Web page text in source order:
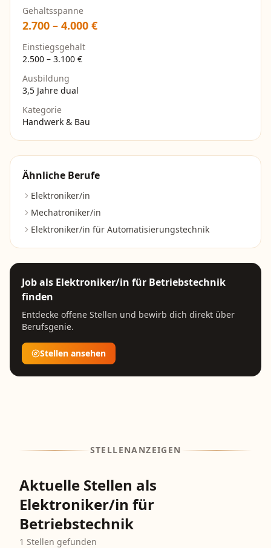
Gehaltsspanne
2.700 – 4.000 €
Einstiegsgehalt
2.500 – 3.100 €
Ausbildung
3,5 Jahre dual
Kategorie
Handwerk & Bau
Ähnliche Berufe
Elektroniker/in
Mechatroniker/in
Elektroniker/in für Automatisierungstechnik
Job als Elektroniker/in für Betriebstechnik
finden
Entdecke offene Stellen und bewirb dich direkt über
Berufsgenie.
Stellen ansehen
STELLENANZEIGEN
Aktuelle Stellen als
Elektroniker/in für
Betriebstechnik
1 Stellen gefunden